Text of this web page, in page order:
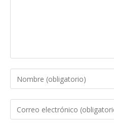
Introduce
tu
nombre
Introduce
tu